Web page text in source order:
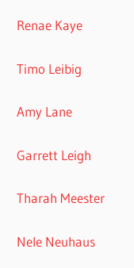
Renae Kaye
Timo Leibig
Amy Lane
Garrett Leigh
Tharah Meester
Nele Neuhaus